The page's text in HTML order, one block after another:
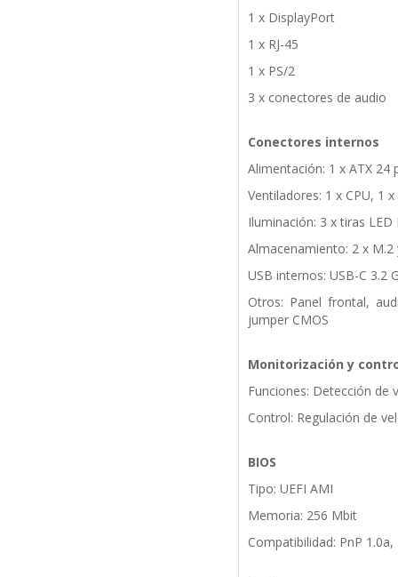
1 x DisplayPort
1 x RJ-45
1 x PS/2
3 x conectores de audio
Conectores internos
Alimentación: 1 x ATX 24
Ventiladores: 1 x CPU, 1
Iluminación: 3 x tiras LED
Almacenamiento: 2 x M.2
USB internos: USB-C 3.2
Otros: Panel frontal,
jumper CMOS
Monitorización y
Funciones: Detección de
Control: Regulación de
BIOS
Tipo: UEFI AMI
Memoria: 256 Mbit
Compatibilidad: PnP